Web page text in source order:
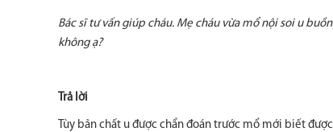
Bác sĩ tư vấn giúp cháu. Mẹ cháu vừa mổ nội soi u
không ạ?
Trả lời
Tùy bản chất u được chẩn đoán trước mổ mới biết